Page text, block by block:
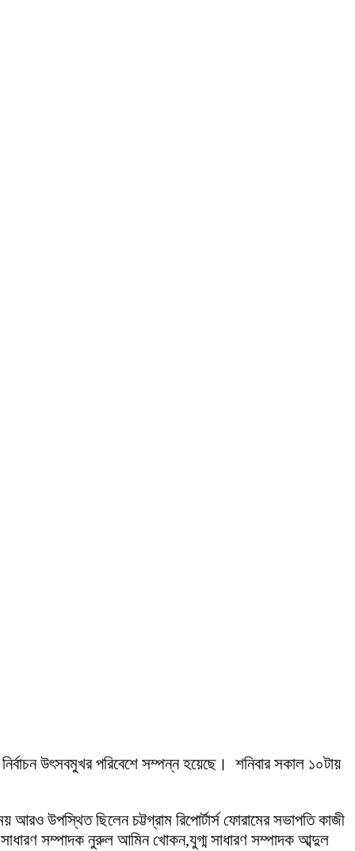
নির্বাচন উৎসবমুখর পরিবেশে সম্পন্ন হয়েছে। শনিবার সকাল ১০টায়
উপস্থিত ছিলেন চট্টগ্রাম রিপোর্টার্স ফোরামের সভাপতি কাজী
সাধারণ সম্পাদক নুরুল আমিন খোকন,যুগ্ম সাধারণ সম্পাদক আব্দুল